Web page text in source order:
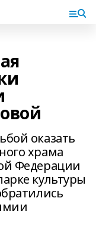
оказать
храма
Федерации
культуры